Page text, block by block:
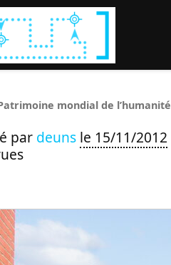
mondial de l’humanité
par deuns le 15/11/2012